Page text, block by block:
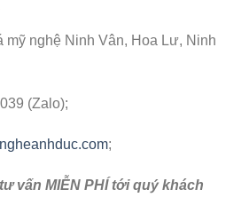
mỹ nghệ Ninh Vân, Hoa Lư, Ninh
(Zalo);
;
vấn MIỄN PHÍ tới quý khách